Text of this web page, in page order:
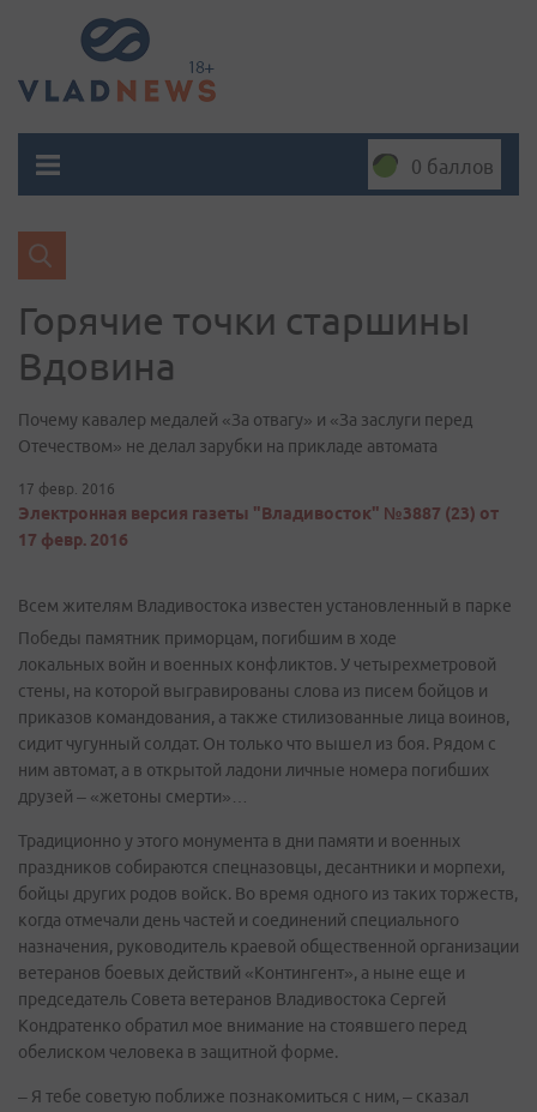
0 баллов
Горячие точки старшины
Вдовина
Почему кавалер медалей «За отвагу» и «За заслуги перед
Отечеством» не делал зарубки на прикладе автомата
17 февр. 2016
Электронная версия газеты "Владивосток" №3887 (23) от
17 февр. 2016
Всем жителям Владивостока известен установленный в парке
Победы памятник приморцам, погибшим в ходе
локальных войн и военных конфликтов. У четырехметровой
стены, на которой выгравированы слова из писем бойцов и
приказов командования, а также стилизованные лица воинов,
сидит чугунный солдат. Он только что вышел из боя. Рядом с
ним автомат, а в открытой ладони личные номера погибших
друзей – «жетоны смерти»…
Традиционно у этого монумента в дни памяти и военных
праздников собираются спецназовцы, десантники и морпехи,
бойцы других родов войск. Во время одного из таких торжеств,
когда отмечали день частей и соединений специального
назначения, руководитель краевой общественной организации
ветеранов боевых действий «Контингент», а ныне еще и
председатель Совета ветеранов Владивостока Сергей
Кондратенко обратил мое внимание на стоявшего перед
обелиском человека в защитной форме.
– Я тебе советую поближе познакомиться с ним, – сказал